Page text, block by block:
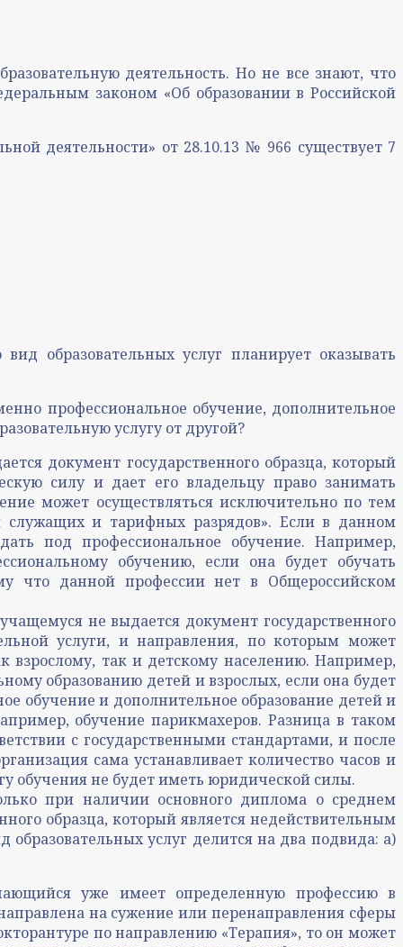
деятельность. Но не все знают, что
законом «Об образовании в Российской
деятельности» от 28.10.13 № 966 существует 7
образовательных услуг планирует оказывать
профессиональное обучение, дополнительное
услугу от другой?
документ государственного образца, который
силу и дает его владельцу право занимать
может осуществляться исключительно по тем
служащих и тарифных разрядов». Если в данном
под профессиональное обучение. Например,
обучению, если она будет обучать
что данной профессии нет в Общероссийском
не выдается документ государственного
услуги, и направления, по которым может
взрослому, так и детскому населению. Например,
образованию детей и взрослых, если она будет
обучение и дополнительное образование детей и
обучение парикмахеров. Разница в таком
с государственными стандартами, и после
сама устанавливает количество часов и
обучения не будет иметь юридической силы.
при наличии основного диплома о среднем
образца, который является недействительным
услуг делится на два подвида: а)
уже имеет определенную профессию в
на сужение или перенаправления сферы
по направлению «Терапия», то он может